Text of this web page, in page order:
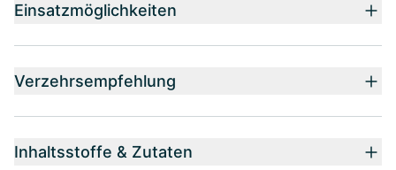
Einsatzmöglichkeiten
Verzehrsempfehlung
Inhaltsstoffe & Zutaten